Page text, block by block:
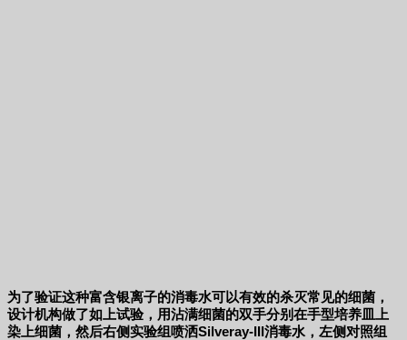
为了验证这种富含银离子的消毒水可以有效的杀灭常见的细菌，
设计机构做了如上试验，用沾满细菌的双手分别在手型培养皿上
染上细菌，然后右侧实验组喷洒Silveray-III消毒水，左侧对照组